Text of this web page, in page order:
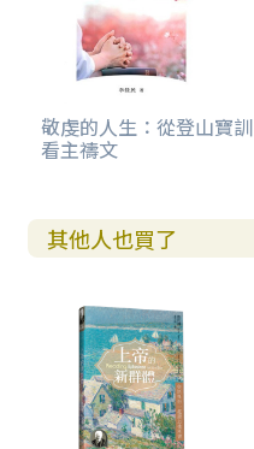
敬虔的人生：從登山寶訓
看主禱文
其他人也買了